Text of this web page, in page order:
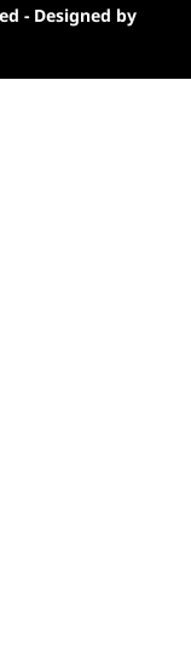
- Designed by